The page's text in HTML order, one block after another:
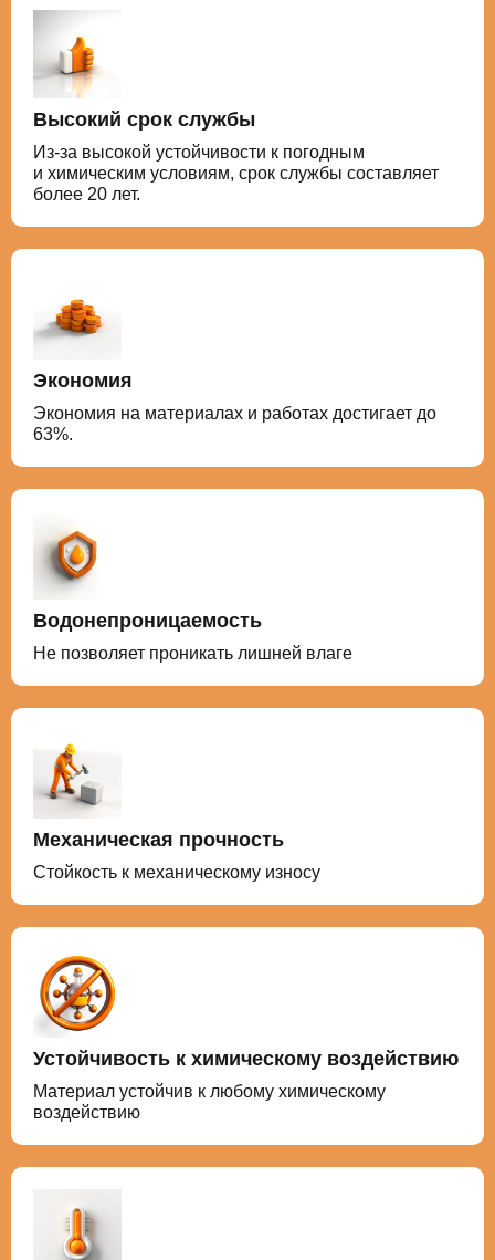
Высокий срок службы
Из-за высокой устойчивости к погодным
и химическим условиям, срок службы составляет
более 20 лет.
Экономия
Экономия на материалах и работах достигает до
63%.
Водонепроницаемость
Не позволяет проникать лишней влаге
Механическая прочность
Стойкость к механическому износу
Устойчивость к химическому воздействию
Материал устойчив к любому химическому
воздействию